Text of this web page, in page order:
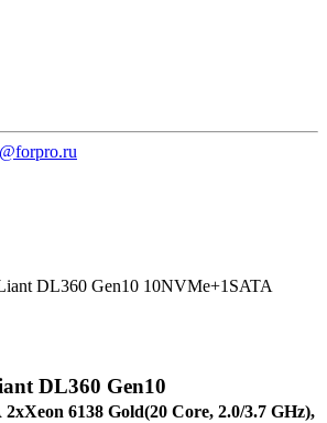
DL360 Gen10 10NVMe+1SATA
DL360 Gen10
2xXeon 6138 Gold(20 Core, 2.0/3.7 GHz),